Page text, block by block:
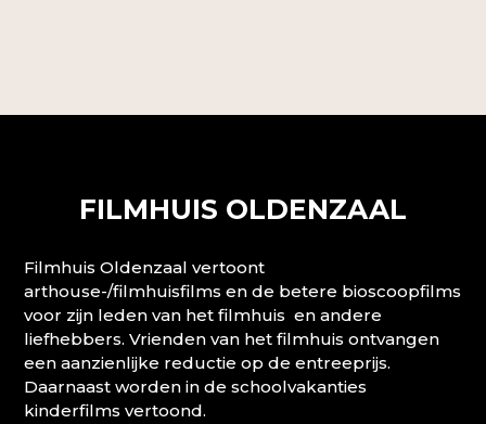
FILMHUIS OLDENZAAL
Filmhuis Oldenzaal vertoont
arthouse-/filmhuisfilms en de betere bioscoopfilms
voor zijn leden van het filmhuis en andere
liefhebbers. Vrienden van het filmhuis ontvangen
een aanzienlijke reductie op de entreeprijs.
Daarnaast worden in de schoolvakanties
kinderfilms vertoond.